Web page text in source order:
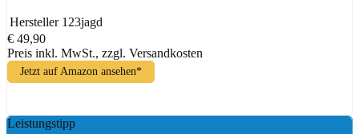
Hersteller 123jagd
€ 49,90
Preis inkl. MwSt., zzgl. Versandkosten
Jetzt auf Amazon ansehen*
Leistungstipp